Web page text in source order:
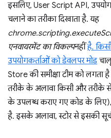
इसलिए, User Script API,
चलाने का तरीका दिखाता है. यह
एनवायरमेंट का विकल्पनहींहै.
उपयोगकर्ताओं कोडेवलपर मोड
Store की समीक्षा टीम को लगता
तरीके के अलावा किसी और तरीके से
के उपलब्ध कराए गए कोड के लिए),
है. इसके अलावा, स्टोर से इसकी